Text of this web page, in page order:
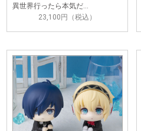
異世界行ったら本気だ…
23,100円（税込）